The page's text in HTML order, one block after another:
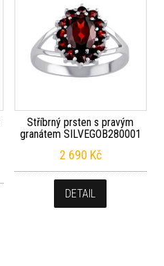
Stříbrný prsten s pravým
granátem SILVEGOB280001
2 690 Kč
DETAIL